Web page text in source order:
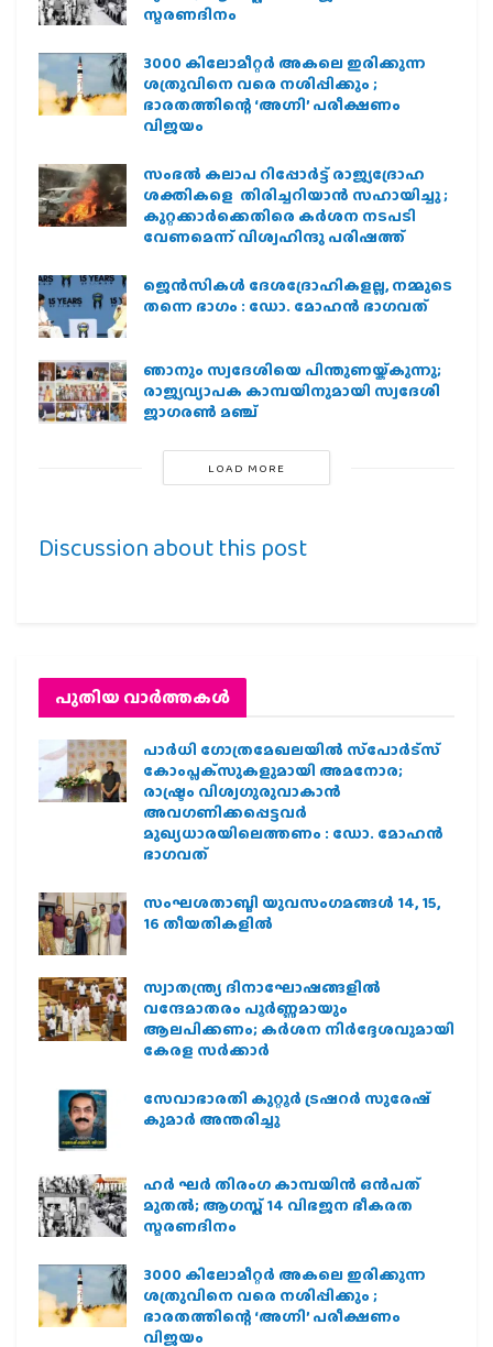
സ്മരണദിനം
3000 കിലോമീറ്റർ അകലെ ഇരിക്കുന്ന
ശത്രുവിനെ വരെ നശിപ്പിക്കും ;
ഭാരതത്തിന്റെ ‘അഗ്നി’ പരീക്ഷണം
വിജയം
സംഭൽ കലാപ റിപ്പോർട്ട് രാജ്യദ്രോഹ
ശക്തികളെ തിരിച്ചറിയാൻ സഹായിച്ചു ;
കുറ്റക്കാർക്കെതിരെ കർശന നടപടി
വേണമെന്ന് വിശ്വഹിന്ദു പരിഷത്ത്
ജെന്‍സികള്‍ ദേശദ്രോഹികളല്ല, നമ്മുടെ
തന്നെ ഭാഗം : ഡോ. മോഹന്‍ ഭാഗവത്
ഞാനും സ്വദേശിയെ പിന്തുണയ്ക്കുന്നു;
രാജ്യവ്യാപക കാമ്പയിനുമായി സ്വദേശി
ജാഗരണ്‍ മഞ്ച്
LOAD MORE
Discussion about this post
പുതിയ വാര്‍ത്തകള്‍
പാര്‍ധി ഗോത്രമേഖലയില്‍ സ്‌പോര്‍ട്‌സ്
കോംപ്ലക്‌സുകളുമായി അമനോര;
രാഷ്ട്രം വിശ്വഗുരുവാകാന്‍
അവഗണിക്കപ്പെട്ടവര്‍
മുഖ്യധാരയിലെത്തണം : ഡോ. മോഹന്‍
ഭാഗവത്
സംഘശതാബ്ദി യുവസംഗമങ്ങള്‍ 14, 15,
16 തീയതികളില്‍
സ്വാതന്ത്ര്യ ദിനാഘോഷങ്ങളിൽ
വന്ദേമാതരം പൂർണ്ണമായും
ആലപിക്കണം; കർശന നിർദ്ദേശവുമായി
കേരള സർക്കാർ
സേവാഭാരതി കുറ്റൂർ ട്രഷറർ സുരേഷ്
കുമാർ അന്തരിച്ചു
ഹര്‍ ഘര്‍ തിരംഗ കാമ്പയിന്‍ ഒന്‍പത്
മുതല്‍; ആഗസ്ത് 14 വിഭജന ഭീകരത
സ്മരണദിനം
3000 കിലോമീറ്റർ അകലെ ഇരിക്കുന്ന
ശത്രുവിനെ വരെ നശിപ്പിക്കും ;
ഭാരതത്തിന്റെ ‘അഗ്നി’ പരീക്ഷണം
വിജയം